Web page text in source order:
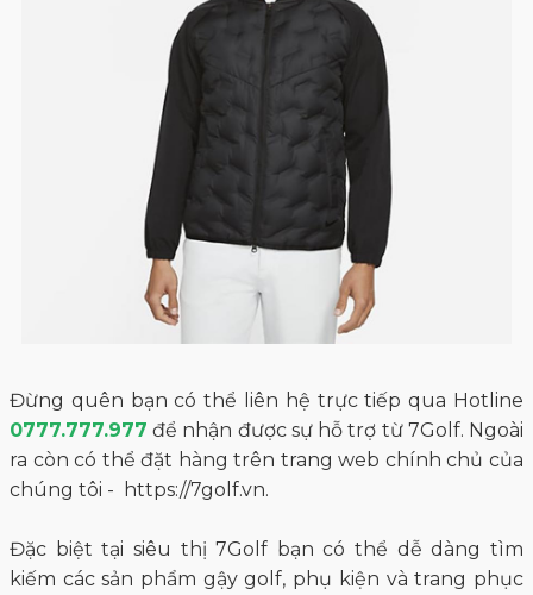
Đừng quên bạn có thể liên hệ trực tiếp qua Hotline
0777.777.977 để nhận được sự hỗ trợ từ 7Golf. Ngoài
ra còn có thể đặt hàng trên trang web chính chủ của
chúng tôi - https://7golf.vn.
Đặc biệt tại siêu thị 7Golf bạn có thể dễ dàng tìm
kiếm các sản phẩm gậy golf, phụ kiện và trang phục